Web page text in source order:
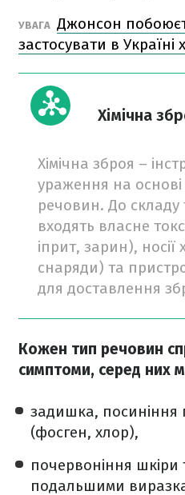
УВАГА Джонсон
застосувати в Україні
Хімічна
Хімічна зброя –
ураження на
речовин. До складу
входять власне
іприт, зарин), носії
снаряди) та
для доставлення
Кожен тип речовин
симптоми, серед них
задишка, посиніння
(фосген, хлор),
почервоніння шкіри
подальшими